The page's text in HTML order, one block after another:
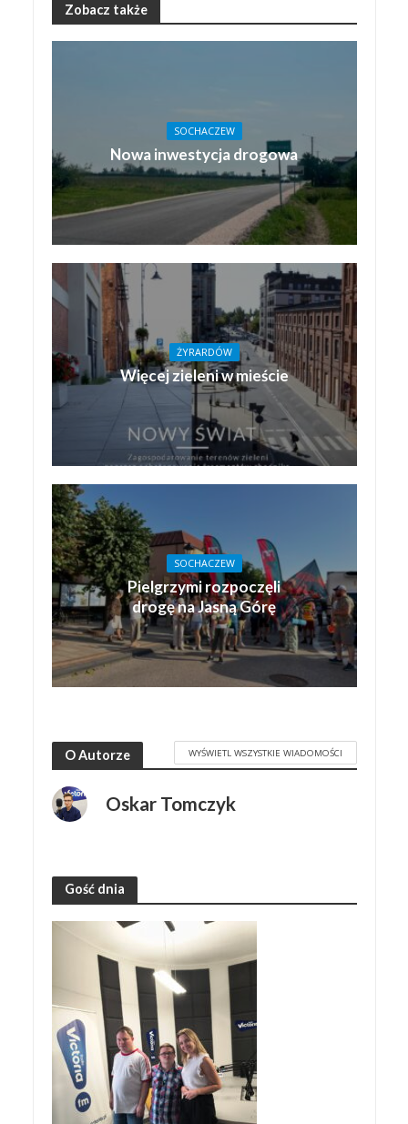
Zobacz także
SOCHACZEW
Nowa inwestycja drogowa
ŻYRARDÓW
Więcej zieleni w mieście
SOCHACZEW
Pielgrzymi rozpoczęli
drogę na Jasną Górę
O Autorze WYŚWIETL WSZYSTKIE WIADOMOŚCI
Oskar Tomczyk
Gość dnia